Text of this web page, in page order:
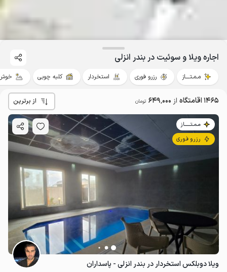
اجاره ویلا و سوئیت در بندر انزلی
مـمـتــــاز رزرو فوری استخردار کلبه چوبی
1465 اقامتگاه از 649٬000 تومان از برترین
مـمـتــــــاز
رزرو فوری
ویلا دوبلکس استخردار در بندر انزلی - پاسداران